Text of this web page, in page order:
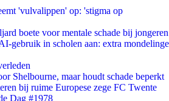
'vulvalippen' op: 'stigma op
boete voor mentale schade bij jongeren
gebruik in scholen aan: extra mondelinge
Shelbourne, maar houdt schade beperkt
bij ruime Europese zege FC Twente
Dag #1978